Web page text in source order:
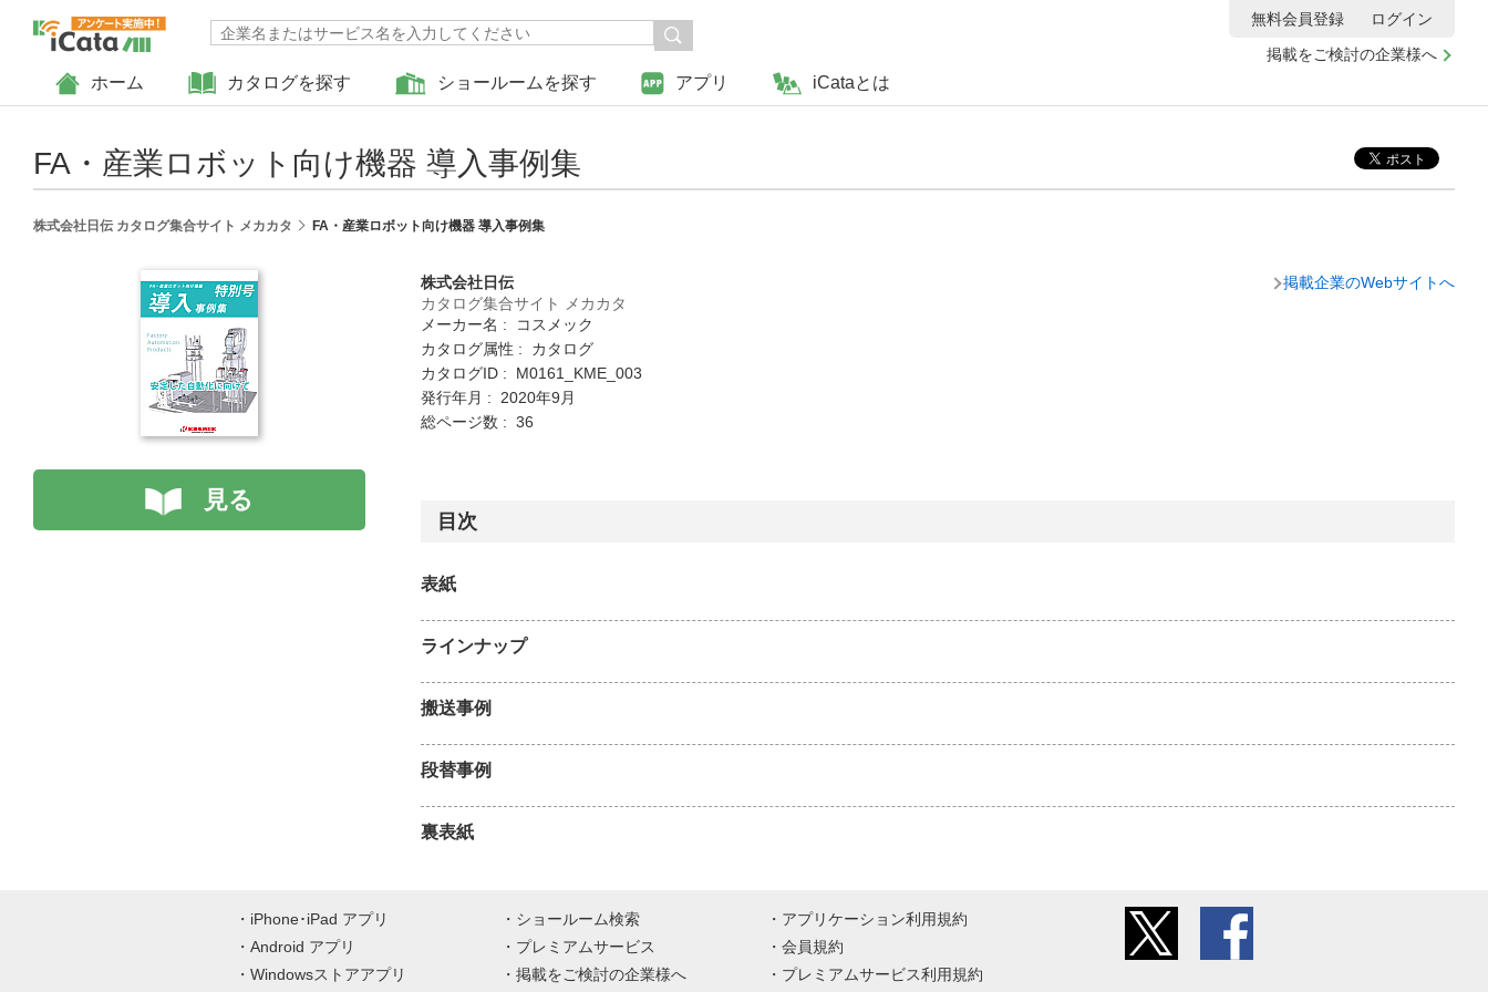
ホーム カタログを探す ショールームを探す アプリ iCataとは
掲載をご検討の企業様へ
無料会員登録 ログイン
FA・産業ロボット向け機器 導入事例集
株式会社日伝 カタログ集合サイト メカカタ FA・産業ロボット向け機器 導入事例集
見る
株式会社日伝
カタログ集合サイト メカカタ
メーカー名 : コスメック
カタログ属性 : カタログ
カタログID : M0161_KME_003
発行年月 : 2020年9月
総ページ数 : 36
掲載企業のWebサイトへ
目次
表紙
ラインナップ
搬送事例
段替事例
裏表紙
iPhone･iPad アプリ
Android アプリ
Windowsストアアプリ
ショールーム検索
プレミアムサービス
掲載をご検討の企業様へ
アプリケーション利用規約
会員規約
プレミアムサービス利用規約